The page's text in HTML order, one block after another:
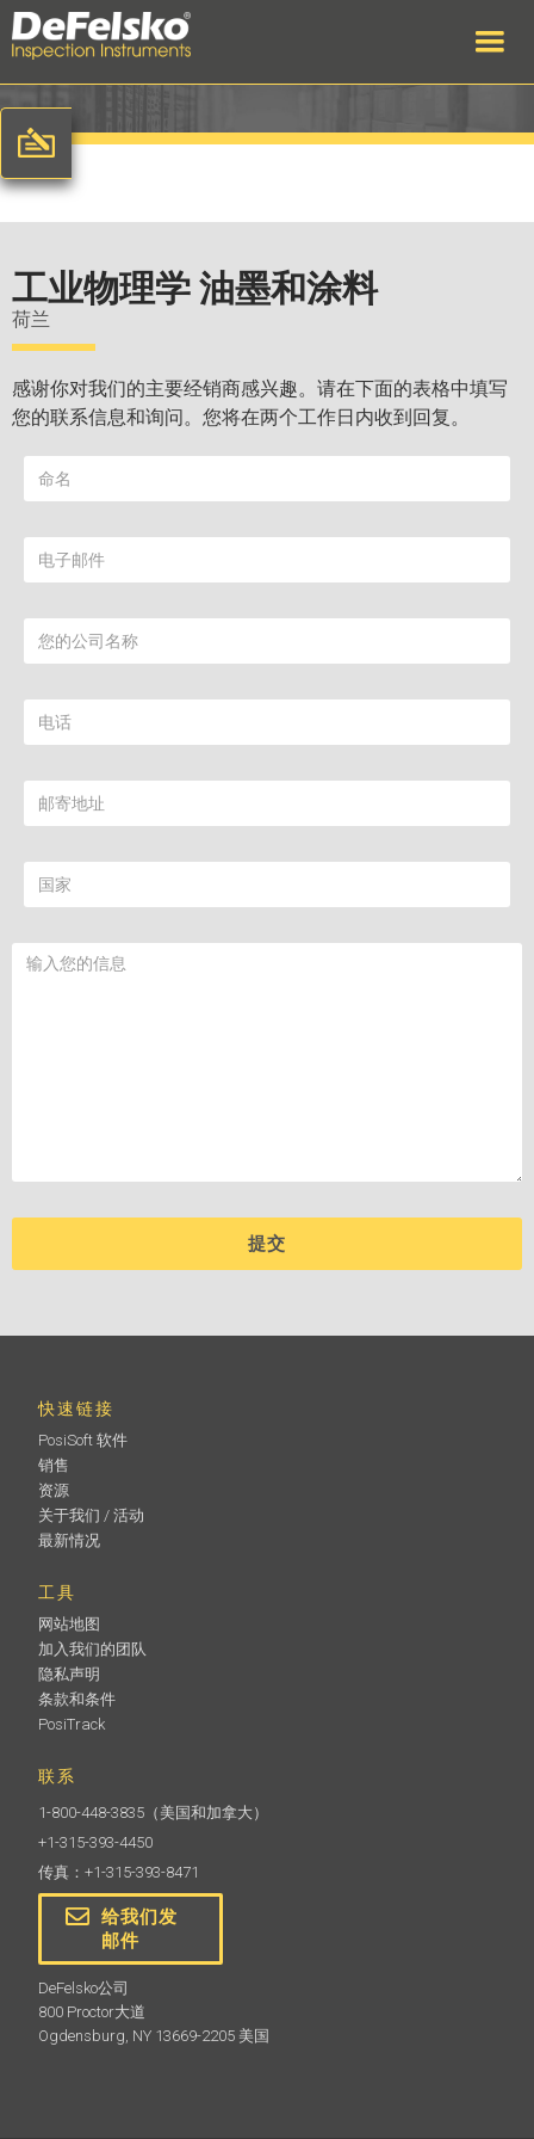
工业物理学 油墨和涂料
荷兰
感谢你对我们的主要经销商感兴趣。请在下面的表格中填写
您的联系信息和询问。您将在两个工作日内收到回复。
快速链接
PosiSoft 软件
销售
资源
关于我们 / 活动
最新情况
工具
网站地图
加入我们的团队
隐私声明
条款和条件
PosiTrack
联系
1-800-448-3835 （美国和加拿大）
+1-315-393-4450
传真：+1-315-393-8471
给我们发
邮件
DeFelsko公司
800 Proctor大道
Ogdensburg, NY 13669-2205 美国